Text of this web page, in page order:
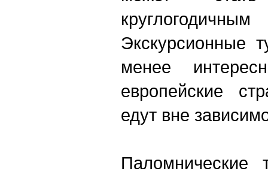
Экскурсионные
менее
европейские
едут вне